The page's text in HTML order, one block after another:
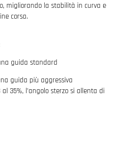
migliorando la stabilità in curva e
corsa.
guida standard
guida più aggressiva
al 35%, l’angolo sterzo si allenta di